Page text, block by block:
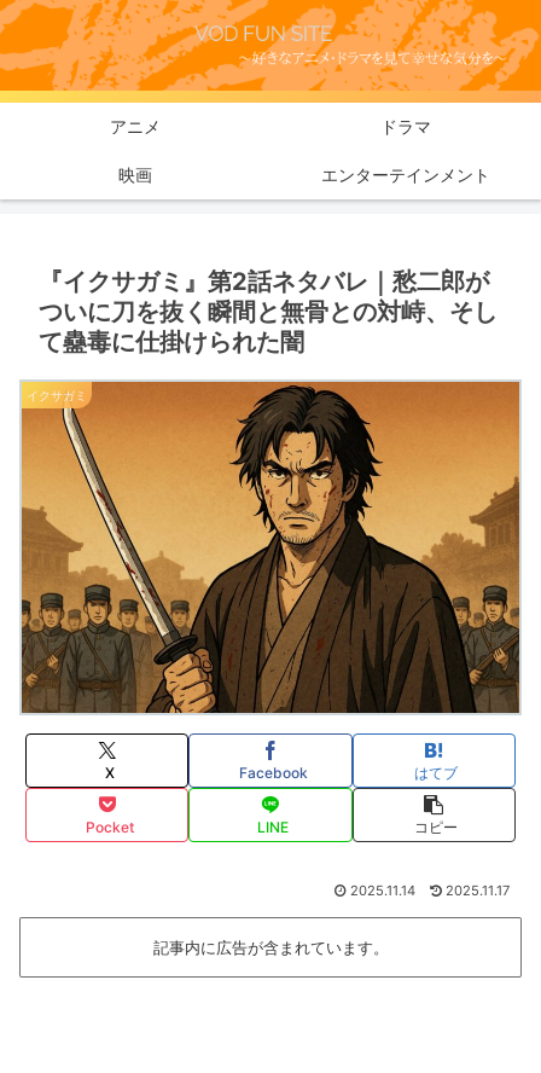
アニメ ドラマ
映画 エンターテインメント
『イクサガミ』第2話ネタバレ｜愁二郎が
ついに刀を抜く瞬間と無骨との対峙、そし
て蠱毒に仕掛けられた闇
イクサガミ
X Facebook はてブ
Pocket LINE コピー
2025.11.14 2025.11.17
記事内に広告が含まれています。